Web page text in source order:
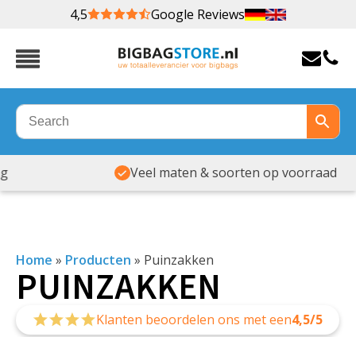
4,5 Google Reviews
Veel maten & soorten op voorraad
Home » Producten » Puinzakken
PUINZAKKEN
Klanten beoordelen ons met een4,5/5